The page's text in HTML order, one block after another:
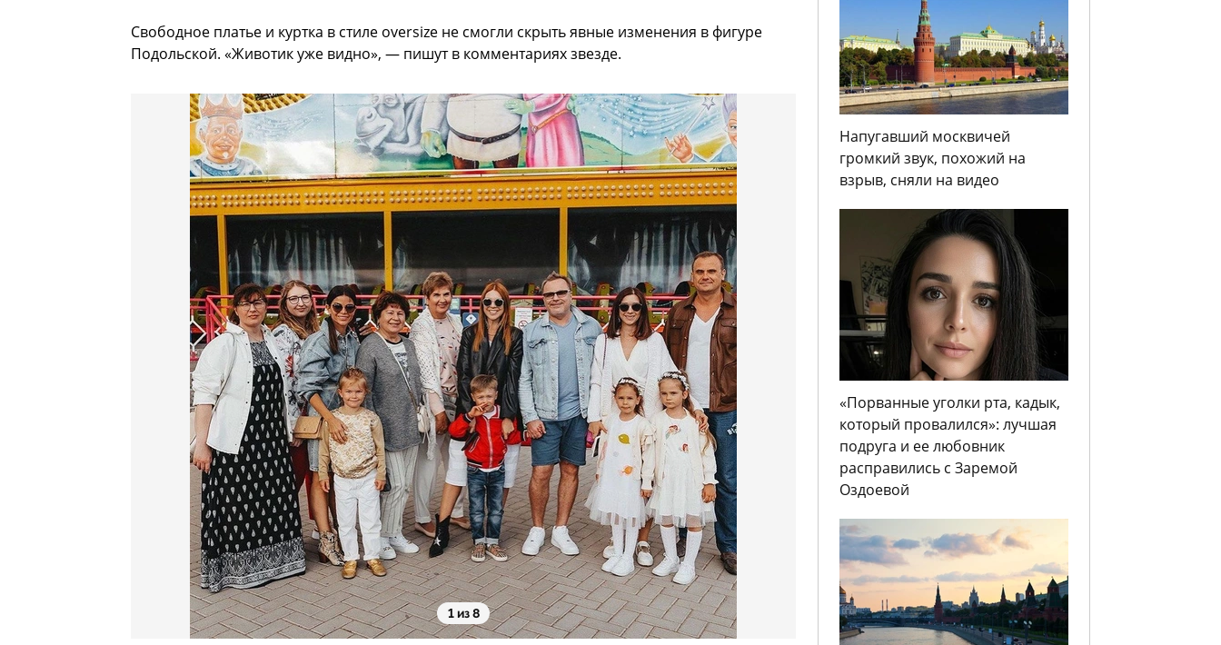
Свободное платье и куртка в стиле oversize не смогли скрыть явные изменения в фигуре
Подольской. «Животик уже видно», — пишут в комментариях звезде.
1 из 8
Напугавший москвичей
громкий звук, похожий на
взрыв, сняли на видео
«Порванные уголки рта, кадык,
который провалился»: лучшая
подруга и ее любовник
расправились с Заремой
Оздоевой